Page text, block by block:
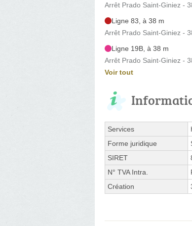
Arrêt Prado Saint-Giniez -
Ligne 83, à 38 m
Arrêt Prado Saint-Giniez -
Ligne 19B, à 38 m
Arrêt Prado Saint-Giniez -
Voir tout
Services
Forme juridique
SIRET
N° TVA Intra.
Création